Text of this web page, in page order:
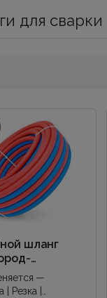
для сварки
шланг
ø
16 мм
—
| Резка |